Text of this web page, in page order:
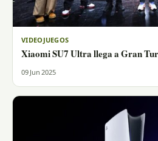
VIDEOJUEGOS
Xiaomi SU7 Ultra llega a Gran
09 Jun 2025